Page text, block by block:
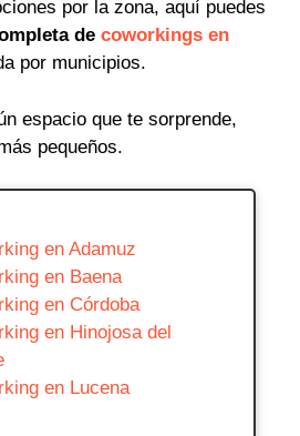
por la zona, aquí puedes
de coworkings en
por municipios.
espacio que te sorprende,
pequeños.
en Adamuz
en Baena
en Córdoba
en Hinojosa del
en Lucena